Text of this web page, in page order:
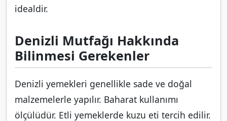
idealdir.
Denizli Mutfağı Hakkında
Bilinmesi Gerekenler
Denizli yemekleri genellikle sade ve doğal
malzemelerle yapılır. Baharat kullanımı
ölçülüdür. Etli yemeklerde kuzu eti tercih edilir.